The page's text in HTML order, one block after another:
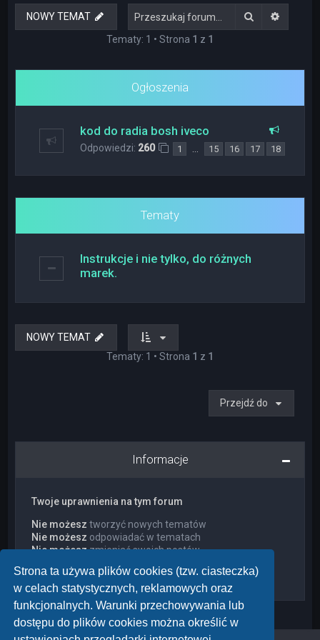
Strona ta używa plików cookies (tzw. ciasteczka)
w celach statystycznych, reklamowych oraz
funkcjonalnych. Warunki przechowywania lub
dostępu do plików cookies można określić w
NOWY TEMAT Szukaj
Tematy: 1 • Strona 1 z 1
Ogłoszenia
kod do radia bosh iveco
Odpowiedzi: 260 1 … 15 16 17 18
Tematy
Instrukcje i nie tylko, do różnych
marek.
NOWY TEMAT
Tematy: 1 • Strona 1 z 1
Przejdź do
Informacje
Twoje uprawnienia na tym forum
Nie możesz tworzyć nowych tematów
Nie możesz odpowiadać w tematach
Nie możeszzmieniać swoich postów
Nie możeszdodawać załączników